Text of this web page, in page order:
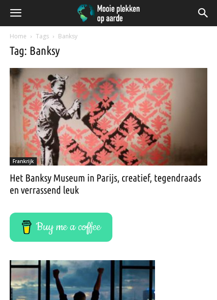
Home Tags Banksy
Tag: Banksy
Frankrijk
Het Banksy Museum in Parijs, creatief, tegendraads
en verrassend leuk
Buy me a coffee